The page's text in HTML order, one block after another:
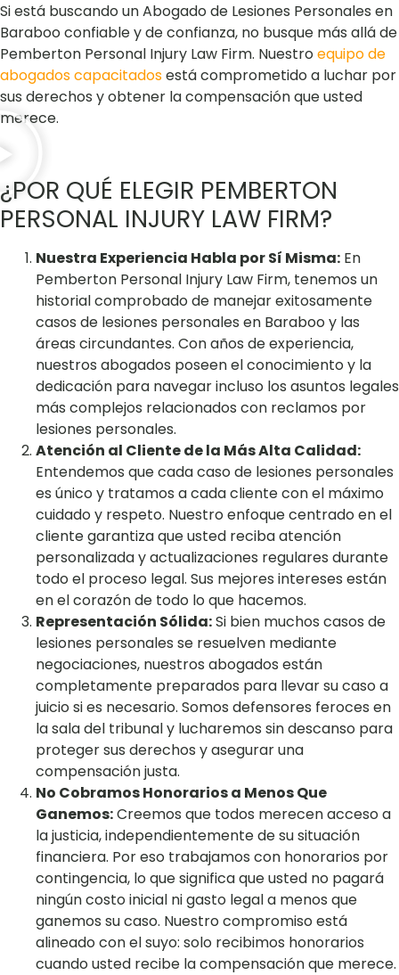
Si está buscando un Abogado de Lesiones Personales en
Baraboo confiable y de confianza, no busque más allá de
Pemberton Personal Injury Law Firm. Nuestro equipo de
abogados capacitadosestá comprometido a luchar por
sus derechos y obtener la compensación que usted
merece.
¿POR QUÉ ELEGIR PEMBERTON
PERSONAL INJURY LAW FIRM?
Nuestra Experiencia Habla por Sí Misma: En
Pemberton Personal Injury Law Firm, tenemos un
historial comprobado de manejar exitosamente
casos de lesiones personales en Baraboo y las
áreas circundantes. Con años de experiencia,
nuestros abogados poseen el conocimiento y la
dedicación para navegar incluso los asuntos legales
más complejos relacionados con reclamos por
lesiones personales.
Atención al Cliente de la Más Alta Calidad:
Entendemos que cada caso de lesiones personales
es único y tratamos a cada cliente con el máximo
cuidado y respeto. Nuestro enfoque centrado en el
cliente garantiza que usted reciba atención
personalizada y actualizaciones regulares durante
todo el proceso legal. Sus mejores intereses están
en el corazón de todo lo que hacemos.
Representación Sólida:Si bien muchos casos de
lesiones personales se resuelven mediante
negociaciones, nuestros abogados están
completamente preparados para llevar su caso a
juicio si es necesario. Somos defensores feroces en
la sala del tribunal y lucharemos sin descanso para
proteger sus derechos y asegurar una
compensación justa.
No Cobramos Honorarios a Menos Que
Ganemos:Creemos que todos merecen acceso a
la justicia, independientemente de su situación
financiera. Por eso trabajamos con honorarios por
contingencia, lo que significa que usted no pagará
ningún costo inicial ni gasto legal a menos que
ganemos su caso. Nuestro compromiso está
alineado con el suyo: solo recibimos honorarios
cuando usted recibe la compensación que merece.